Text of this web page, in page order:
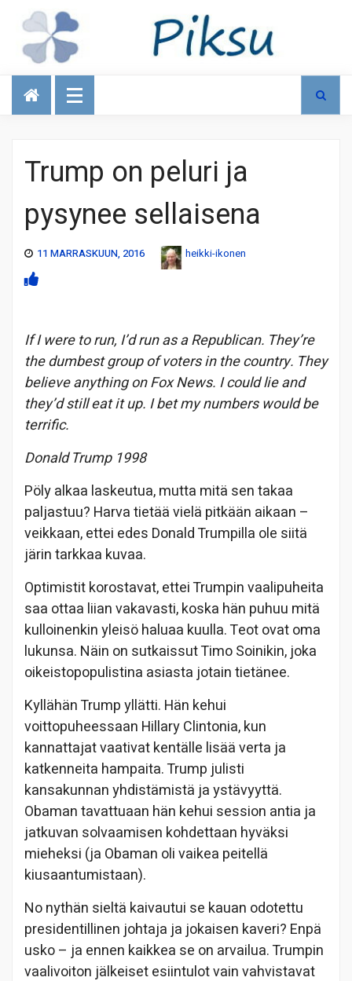
Talous
Trump on peluri ja
pysynee sellaisena
11 MARRASKUUN, 2016 heikki-ikonen
If I were to run, I’d run as a Republican. They’re
the dumbest group of voters in the country. They
believe anything on Fox News. I could lie and
they’d still eat it up. I bet my numbers would be
terrific.
Donald Trump 1998
Pöly alkaa laskeutua, mutta mitä sen takaa
paljastuu? Harva tietää vielä pitkään aikaan –
veikkaan, ettei edes Donald Trumpilla ole siitä
järin tarkkaa kuvaa.
Optimistit korostavat, ettei Trumpin vaalipuheita
saa ottaa liian vakavasti, koska hän puhuu mitä
kulloinenkin yleisö haluaa kuulla. Teot ovat oma
lukunsa. Näin on sutkaissut Timo Soinikin, joka
oikeistopopulistina asiasta jotain tietänee.
Kyllähän Trump yllätti. Hän kehui
voittopuheessaan Hillary Clintonia, kun
kannattajat vaativat kentälle lisää verta ja
katkenneita hampaita. Trump julisti
kansakunnan yhdistämistä ja ystävyyttä.
Obaman tavattuaan hän kehui session antia ja
jatkuvan solvaamisen kohdettaan hyväksi
mieheksi (ja Obaman oli vaikea peitellä
kiusaantumistaan).
No nythän sieltä kaivautui se kauan odotettu
presidentillinen johtaja ja jokaisen kaveri? Enpä
usko – ja ennen kaikkea se on arvailua. Trumpin
vaalivoiton jälkeiset esiintulot vain vahvistavat